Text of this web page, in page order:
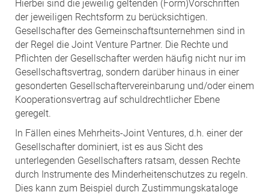
Hierbei sind die jeweilig geltenden (Form)Vorschriften
der jeweiligen Rechtsform zu berücksichtigen.
Gesellschafter des Gemeinschaftsunternehmen sind in
der Regel die Joint Venture Partner. Die Rechte und
Pflichten der Gesellschafter werden häufig nicht nur im
Gesellschaftsvertrag, sondern darüber hinaus in einer
gesonderten Gesellschaftervereinbarung und/oder einem
Kooperationsvertrag auf schuldrechtlicher Ebene
geregelt.
In Fällen eines Mehrheits-Joint Ventures, d.h. einer der
Gesellschafter dominiert, ist es aus Sicht des
unterlegenden Gesellschafters ratsam, dessen Rechte
durch Instrumente des Minderheitenschutzes zu regeln.
Dies kann zum Beispiel durch Zustimmungskataloge